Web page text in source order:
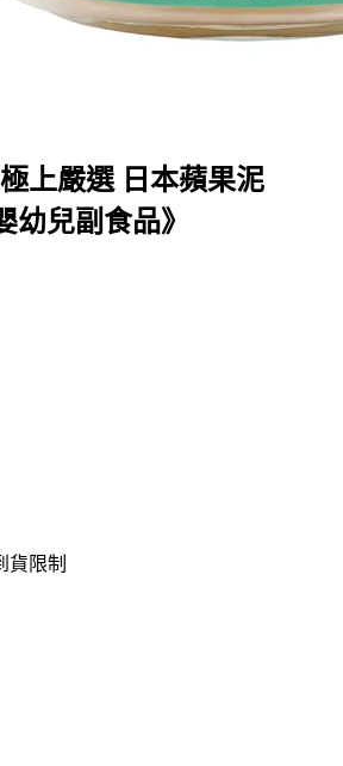
上嚴選 日本蘋果泥
幼兒副食品》
貨限制